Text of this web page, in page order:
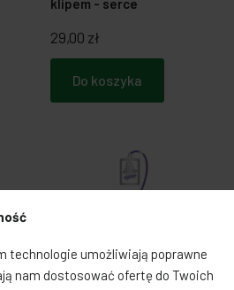
29,00 zł
Do koszyka
technologie umożliwiają poprawne
nam dostosować ofertę do Twoich